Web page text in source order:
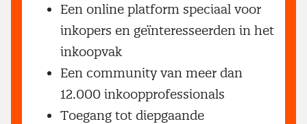
Een online platform speciaal voor
inkopers en geïnteresseerden in het
inkoopvak
Een community van meer dan
12.000 inkoopprofessionals
Toegang tot diepgaande